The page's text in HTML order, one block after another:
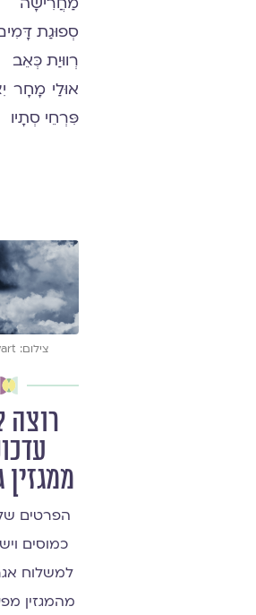
סְפוּגַת
רְווּיַת כְּאֵב
אוּלַי מָחָר
פִּרְחֵי סְתָיו
צילום: Tengyart
רוצה
ממגזין
הפרטים
כמוסים
למשלוח
מהמגזין